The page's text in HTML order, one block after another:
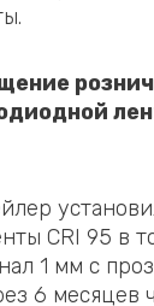
CRI 95 в
1 мм с
6 месяцев